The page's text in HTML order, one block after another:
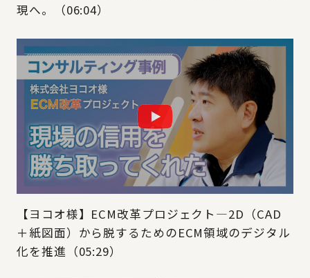
現へ。（06:04）
【ヨコオ様】ECM改革プロジェクト―2D（CAD
＋紙図面）から脱するためのECM領域のデジタル
化を推進（05:29）